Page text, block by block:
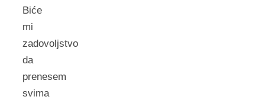
Biće
mi
zadovoljstvo
da
prenesem
svima